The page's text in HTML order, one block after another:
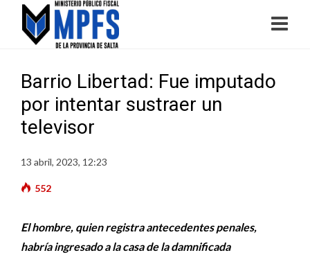
Barrio Libertad: Fue imputado
por intentar sustraer un
televisor
13 abril, 2023, 12:23
552
El hombre, quien registra antecedentes penales,
habría ingresado a la casa de la damnificada